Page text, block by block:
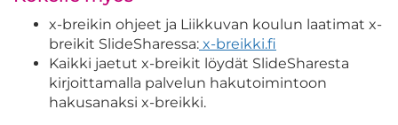
x-breikin ohjeet ja Liikkuvan koulun laatimat x-
breikit SlideSharessa: x-breikki.fi
Kaikki jaetut x-breikit löydät SlideSharesta
kirjoittamalla palvelun hakutoimintoon
hakusanaksi x-breikki.